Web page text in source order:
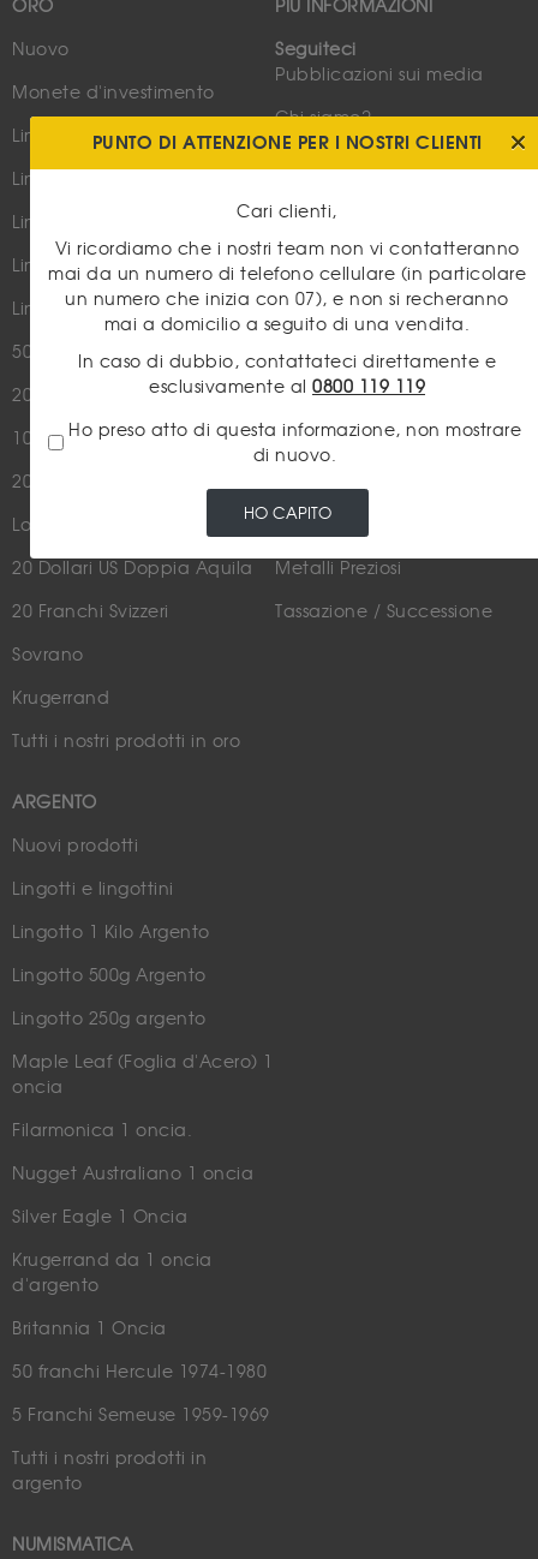
ORO
Nuovo
Monete d'investimento
Lingotti e Lingottini
Lingotto 1 Kg
Lingotto 100g
Lingottino 1 oncia
Lingottino 1gr
50 Pesos Messicani
20 Franchi Napoleone
10 franchi Napoleone
20 Franchi Marianna Gallo
Louis d'Or - 20 Francs Or
20 Dollari US Doppia Aquila
20 Franchi Svizzeri
Sovrano
Krugerrand
Tutti i nostri prodotti in oro
ARGENTO
Nuovi prodotti
Lingotti e lingottini
Lingotto 1 Kilo Argento
Lingotto 500g Argento
Lingotto 250g argento
Maple Leaf (Foglia d'Acero) 1
oncia
Filarmonica 1 oncia.
Nugget Australiano 1 oncia
Silver Eagle 1 Oncia
Krugerrand da 1 oncia
d'argento
Britannia 1 Oncia
50 franchi Hercule 1974-1980
5 Franchi Semeuse 1959-1969
Tutti i nostri prodotti in
argento
NUMISMATICA
PIÙ INFORMAZIONI
Seguiteci
Pubblicazioni sui media
Chi siamo?
Contattaci
NOTIZIE
Oro
Argento
Prezzi dell'oro
Numismatico
Notizie finanziarie
Metalli Preziosi
Tassazione / Successione
PUNTO DI ATTENZIONE PER I NOSTRI CLIENTI
Cari clienti,
Vi ricordiamo che i nostri team non vi contatteranno
mai da un numero di telefono cellulare (in particolare
un numero che inizia con 07), e non si recheranno
mai a domicilio a seguito di una vendita.
In caso di dubbio, contattateci direttamente e
esclusivamente al 0800 119 119
Ho preso atto di questa informazione, non mostrare
di nuovo.
HO CAPITO